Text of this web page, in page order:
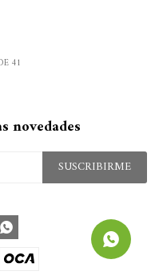
41
novedades
SUSCRIBIRME
